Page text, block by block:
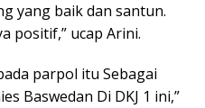
yang baik dan santun.
positif,” ucap Arini.
parpol itu Sebagai
Baswedan Di DKJ 1 ini,”